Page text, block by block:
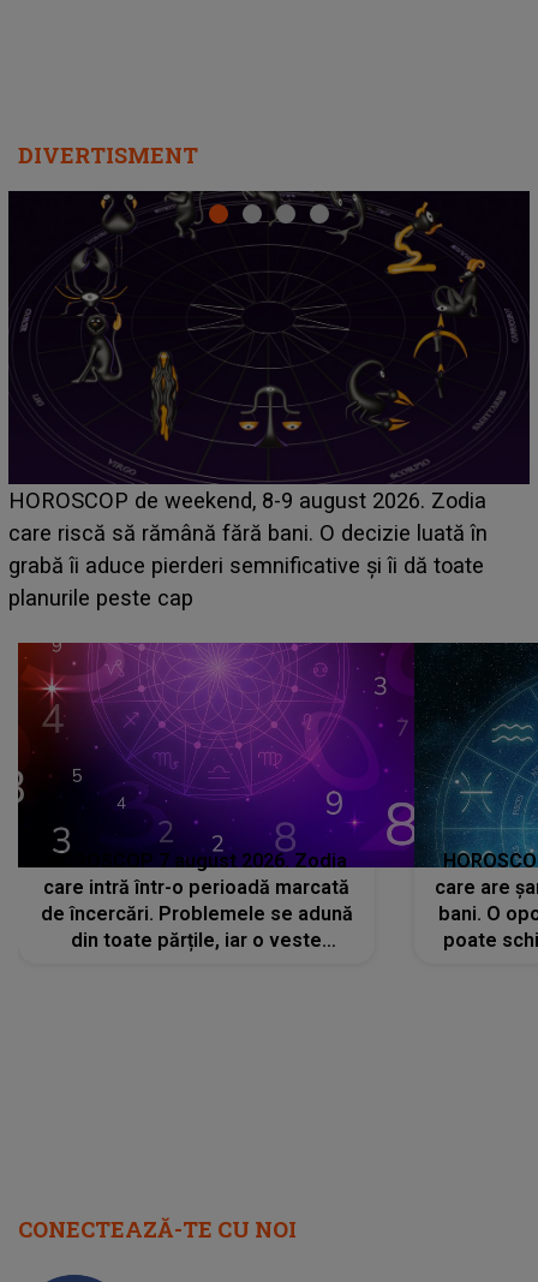
DIVERTISMENT
Emanuel a ținut ACEST DETALIU ASCUNS până
acum! În fața Alexandrei, concurentul din Casa Iubirii
face o MĂRTURISIRE NEAȘTEPTATĂ despre mama
sa: "I-am spus și ei în față, eu nu te iubesc pentru
HOROSCOP 7 august 2026. Zodia
care intră într-o perioadă marcată
de încercări. Problemele se adună
din toate părțile, iar o veste
care are
bani. O
poate
CONECTEAZĂ-TE CU NOI